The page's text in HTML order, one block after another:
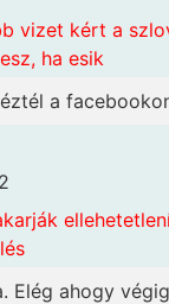
vizet kért a
ha esik
a
Elég ahogy